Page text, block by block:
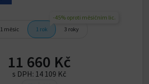
1 měsíc 1 rok
-45% oproti měsíčním lic.
3 roky
11 660 Kč
s DPH: 14 109 Kč